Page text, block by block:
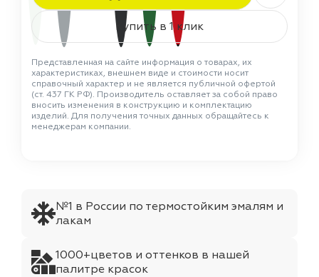
Купить в 1 клик
Представленная на сайте информация о товарах, их
характеристиках, внешнем виде и стоимости носит
справочный характер и не является публичной офертой
(ст. 437 ГК РФ). Производитель оставляет за собой право
вносить изменения в конструкцию и комплектацию
изделий. Для получения точных данных обращайтесь к
менеджерам компании.
№1 в России по термостойким эмалям и
лакам
1000+цветов и оттенков в нашей
палитре красок